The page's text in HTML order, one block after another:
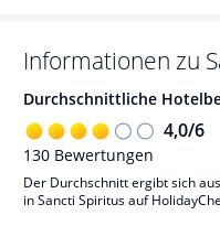
Informationen zu
Durchschnittliche
4,0/6
130 Bewertungen
Der Durchschnitt ergibt sich
in Sancti Spiritus auf